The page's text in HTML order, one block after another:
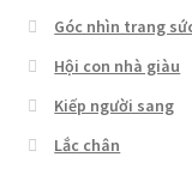
Góc nhìn trang
Hội con nhà giàu
Kiếp người sang
Lắc chân